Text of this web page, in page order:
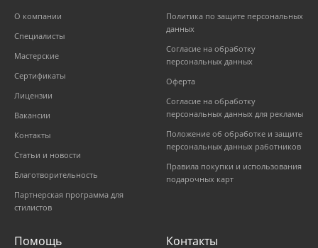
О компании
Специалисты
Мастерские
Сертификаты
Лицензии
Вакансии
Контакты
Статьи и новости
Благотворительность
Партнерская программа для
стилистов
Политика по защите персональных
данных
Согласие на обработку
персональных данных
Оферта
Согласие на обработку
персональных данных для рекламы
Положение об обработке и защите
персональных данных работников
Правила покупки и использования
подарочных карт
Помощь Контакты